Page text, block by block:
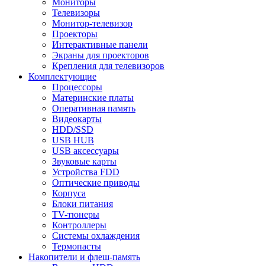
Мониторы
Телевизоры
Монитор-телевизор
Проекторы
Интерактивные панели
Экраны для проекторов
Крепления для телевизоров
Комплектующие
Процессоры
Материнские платы
Оперативная память
Видеокарты
HDD/SSD
USB HUB
USB аксессуары
Звуковые карты
Устройства FDD
Оптические приводы
Корпуса
Блоки питания
TV-тюнеры
Контроллеры
Системы охлаждения
Термопасты
Накопители и флеш-память